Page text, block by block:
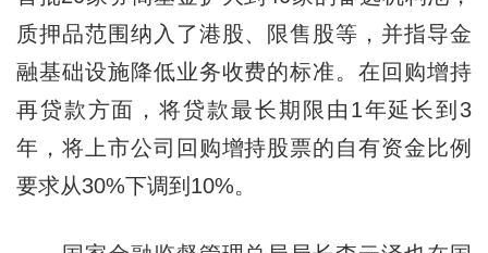
质押品范围纳入了港股、限售股等，并指导金
融基础设施降低业务收费的标准。在回购增持
再贷款方面，将贷款最长期限由1年延长到3
年，将上市公司回购增持股票的自有资金比例
要求从30%下调到10%。